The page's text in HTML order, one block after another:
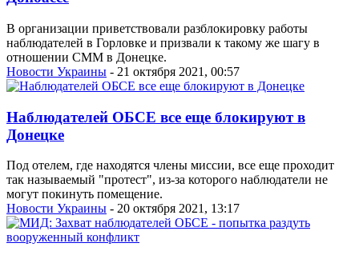
В организации приветствовали разблокировку работы
наблюдателей в Горловке и призвали к такому же шагу в
отношении СММ в Донецке.
Новости Украины - 21 октября 2021, 00:57
Наблюдателей ОБСЕ все еще блокируют в
Донецке
Под отелем, где находятся члены миссии, все еще проходит
так называемый "протест", из-за которого наблюдатели не
могут покинуть помещение.
Новости Украины - 20 октября 2021, 13:17